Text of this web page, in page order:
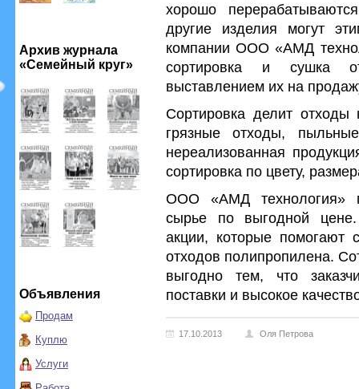
Архив журнала
«Семейный круг»
Объявления
Продам
Куплю
Услуги
хорошо
другие изделия могут
компании ООО «АМД
сортировка и сушка
выставлением их на
Сортировка делит
грязные отходы,
нереализованная
сортировка по цвету,
ООО «АМД технология»
сырье по выгодной
акции, которые помогают
отходов полипропилена.
выгодно тем, что
поставки и высокое
17.10.2013 Оля Петрова